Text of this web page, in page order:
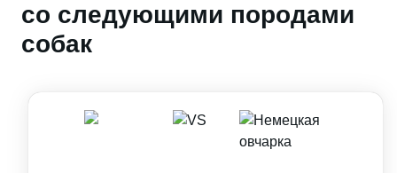
со следующими породами
собак